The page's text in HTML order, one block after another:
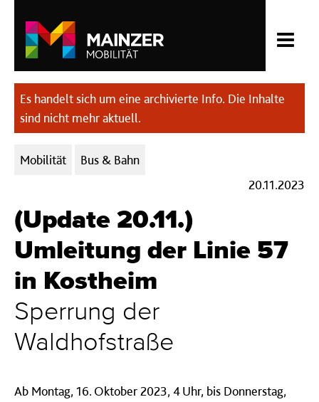
Es handelt sich um eine archivierte Info. Die Inhalte
sind nicht mehr aktuell.
Kategorien:
Mobilität
Bus & Bahn
20.11.2023
(Update 20.11.)
Umleitung der Linie 57
in Kostheim
Sperrung der
Waldhofstraße
Ab Montag, 16. Oktober 2023, 4 Uhr, bis Donnerstag,